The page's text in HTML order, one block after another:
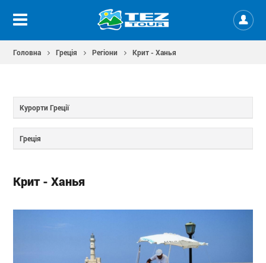
Головна Греція Регіони Крит - Ханья
Курорти Греції
Греція
Крит - Ханья